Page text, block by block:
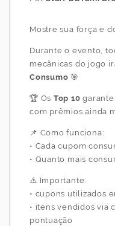
Mostre sua força e
Durante o evento,
mecânicas do jogo
Consumo 🎯
🏆 Os Top 10
com prêmios ainda
📌 Como funciona:
• Cada cupom
• Quanto mais
⚠️ Importante:
• cupons utilizados
• itens vendidos via
pontuação